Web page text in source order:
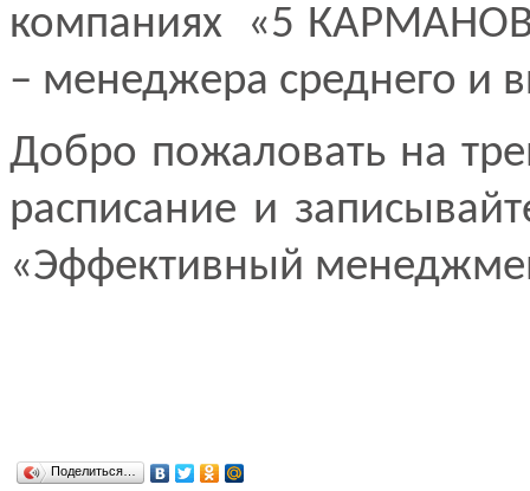
компаниях «5
– менеджера среднего и
Добро пожаловать на
расписание и
«Эффективный
Поделиться…